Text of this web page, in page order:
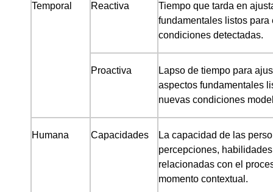
Temporal Reactiva
Tiempo que tarda en
fundamentales listos para
condiciones detectadas.
Proactiva
Lapso de tiempo para
aspectos fundamentales
nuevas condiciones
Humana Capacidades
La capacidad de las
percepciones,
relacionadas con el
momento contextual.